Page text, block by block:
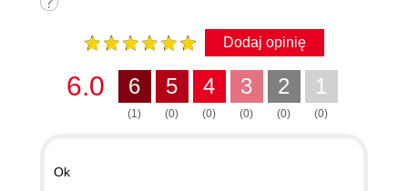
Dodaj opinię
6.0 6
(1)
5
(0)
4
(0)
3
(0)
2
(0)
1
(0)
Ok